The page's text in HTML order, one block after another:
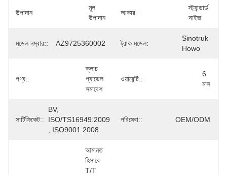
উপাদান:
মূল
উপাদান
আকার::
স্ট্যান্ডার্ড
সাইজ
মডেল নম্বার:: AZ9725360002 ট্রাক মডেল:
Sinotruk
Howo
পণ্য::
ক্লাচ
প্যাডেল
সমাবেশ
ওয়ারেন্টি::
6
মাস
সার্টিফিকেট::
BV,
ISO/TS16949:2009
, ISO9001:2008
পরিষেবা:: OEM/ODM
আমানত
হিসাবে
T/T